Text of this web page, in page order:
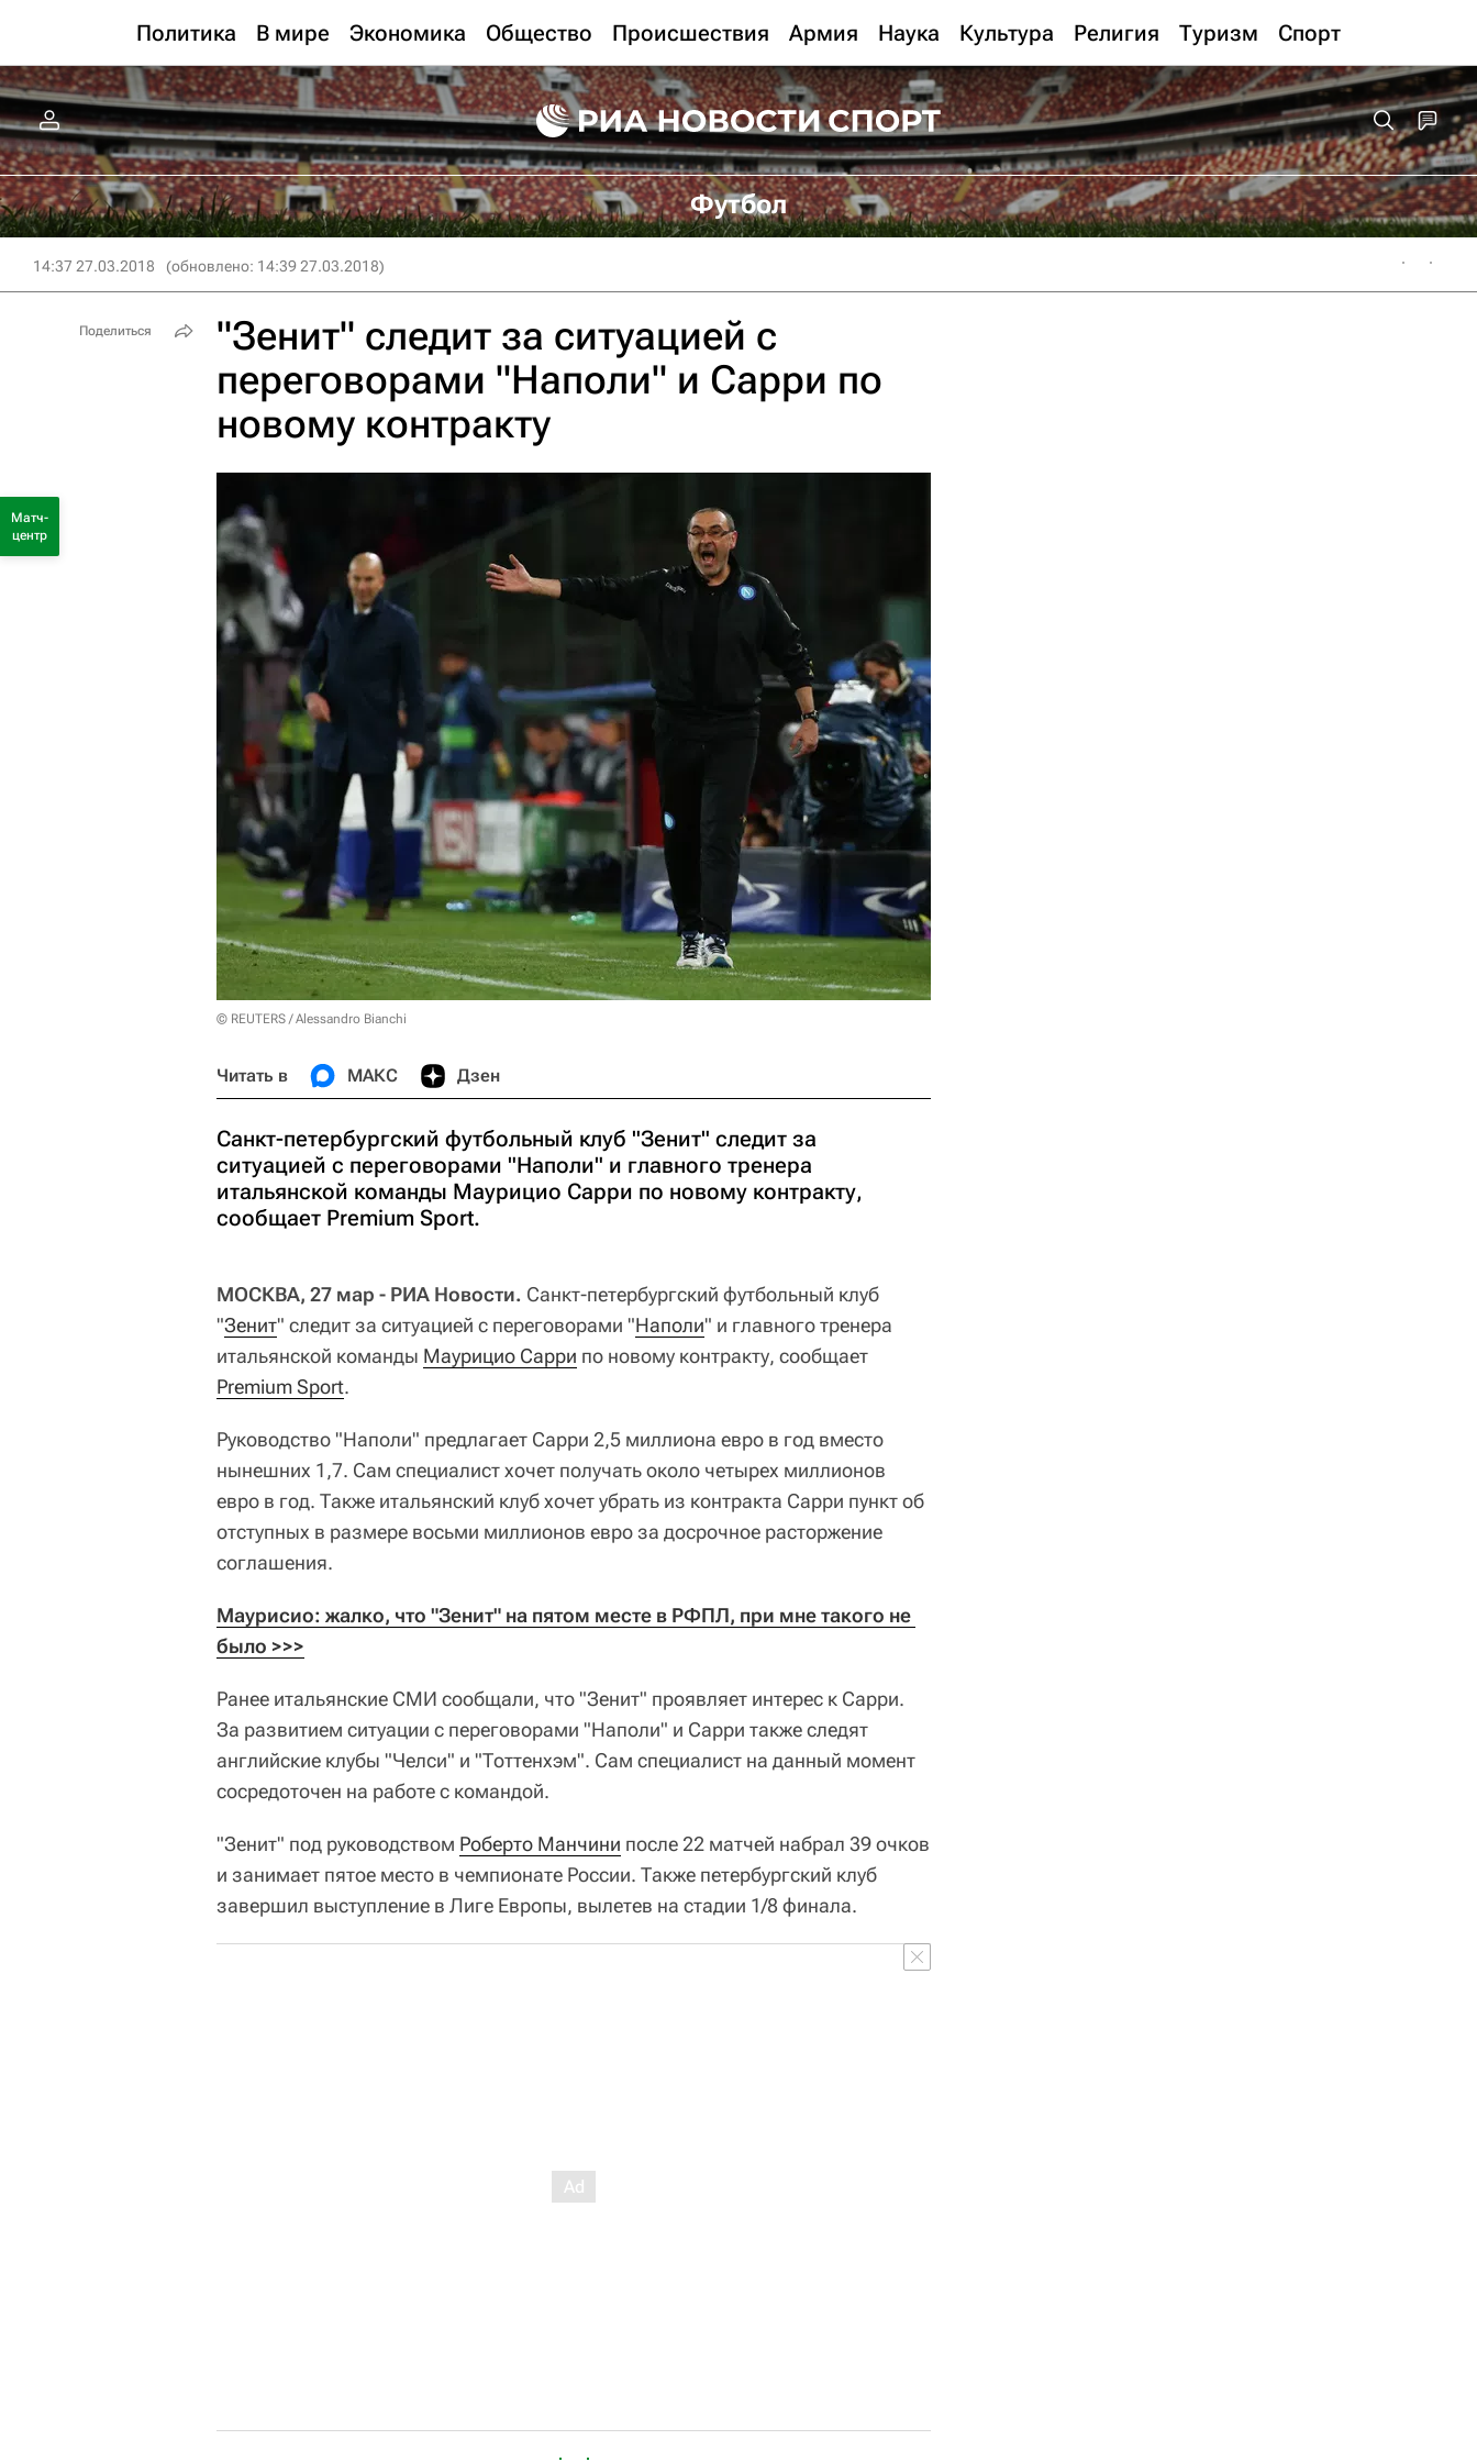
Политика В мире Экономика Общество Происшествия Армия Наука Культура Религия Туризм Спорт
Футбол
14:37 27.03.2018 (обновлено: 14:39 27.03.2018)
"Зенит" следит за ситуацией с
переговорами "Наполи" и Сарри по
новому контракту
© REUTERS / Alessandro Bianchi
Читать в МАКС Дзен
Санкт-петербургский футбольный клуб "Зенит" следит за
ситуацией с переговорами "Наполи" и главного тренера
итальянской команды Маурицио Сарри по новому контракту,
сообщает Premium Sport.
МОСКВА, 27 мар - РИА Новости. Санкт-петербургский футбольный клуб
"Зенит" следит за ситуацией с переговорами "Наполи" и главного тренера
итальянской команды Маурицио Сарри по новому контракту, сообщает
Premium Sport.
Руководство "Наполи" предлагает Сарри 2,5 миллиона евро в год вместо
нынешних 1,7. Сам специалист хочет получать около четырех миллионов
евро в год. Также итальянский клуб хочет убрать из контракта Сарри пункт об
отступных в размере восьми миллионов евро за досрочное расторжение
соглашения.
Маурисио: жалко, что "Зенит" на пятом месте в РФПЛ, при мне такого не
было >>>
Ранее итальянские СМИ сообщали, что "Зенит" проявляет интерес к Сарри.
За развитием ситуации с переговорами "Наполи" и Сарри также следят
английские клубы "Челси" и "Тоттенхэм". Сам специалист на данный момент
сосредоточен на работе с командой.
"Зенит" под руководством Роберто Манчини после 22 матчей набрал 39 очков
и занимает пятое место в чемпионате России. Также петербургский клуб
завершил выступление в Лиге Европы, вылетев на стадии 1/8 финала.
Поделиться
Матч-
центр